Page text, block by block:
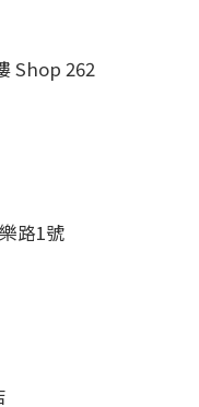
Shop 262
路1號